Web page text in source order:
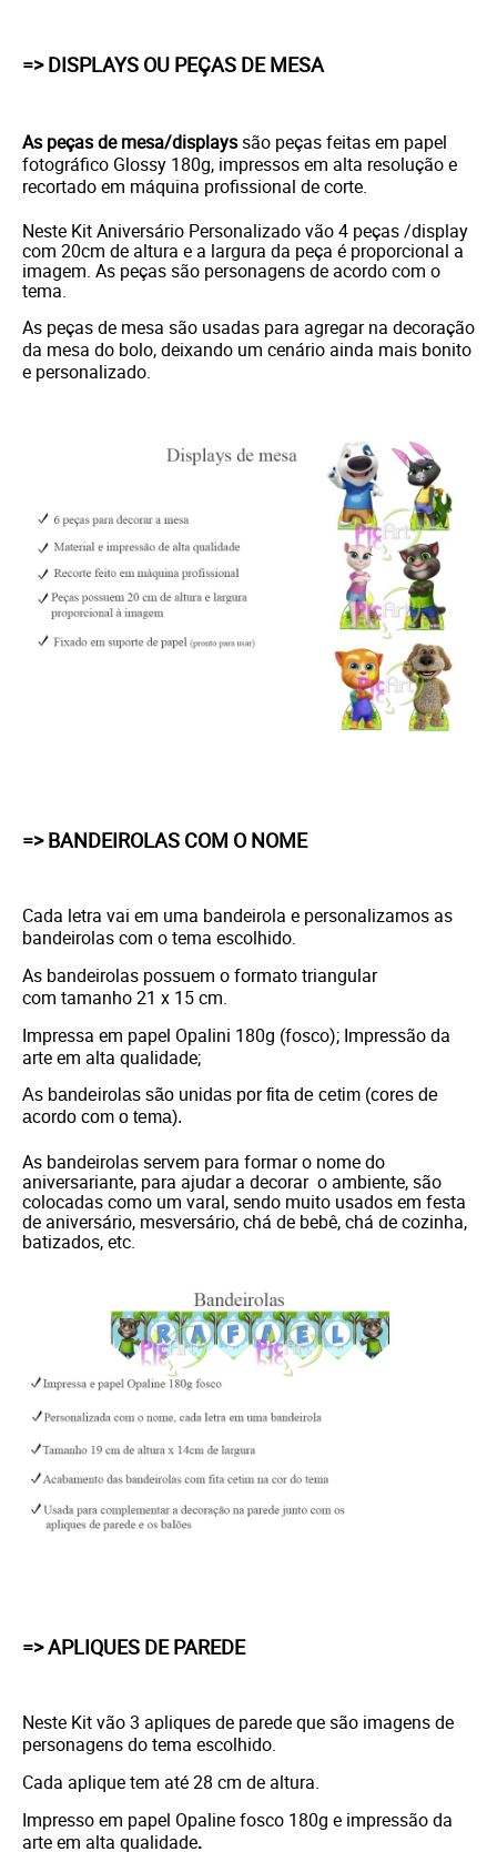
=> DISPLAYS OU PEÇAS DE MESA
As peças de mesa/displayssão peças feitas em papel
fotográfico Glossy 180g, impressos em alta resolução e
recortado em máquina profissional de corte.
Neste Kit Aniversário Personalizado vão 4 peças /display
com 20cm de altura e a largura da peça é proporcional a
imagem. As peças são personagens de acordo com o
tema.
As peças de mesa são usadas para agregar na decoração
da mesa do bolo, deixando um cenário ainda mais bonito
e personalizado.
=> BANDEIROLAS COM O NOME
Cada letra vai em uma bandeirola e personalizamos as
bandeirolas com o tema escolhido.
As bandeirolas possuem o formato triangular
com tamanho 21 x 15 cm.
Impressa em papel Opalini 180g (fosco); Impressão da
arte em alta qualidade;
As bandeirolas são unidas por fita de cetim (cores de
acordo com o tema).
As bandeirolas servem para formar o nome do
aniversariante, para ajudar a decorar o ambiente, são
colocadas como um varal, sendo muito usados em festa
de aniversário, mesversário, chá de bebê, chá de cozinha,
batizados, etc.
=> APLIQUES DE PAREDE
Neste Kit vão 3 apliques de parede que são imagens de
personagens do tema escolhido.
Cada aplique tem até 28 cm de altura.
Impresso em papel Opaline fosco 180g e impressão da
arte em alta qualidade.